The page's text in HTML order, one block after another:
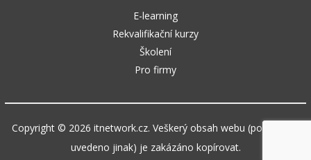
E-learning
Rekvalifikační kurzy
Školení
Pro firmy
Copyright © 2026 itnetwork.cz. Veškerý obsah webu (pokud není
uvedeno jinak) je zakázáno kopírovat.